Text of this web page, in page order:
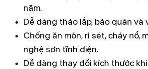
năm.
Dễ dàng tháo lắp, bảo quản và
Chống ăn mòn, rỉ sét, cháy nổ,
nghệ sơn tĩnh điện.
Dễ dàng thay đổi kích thước